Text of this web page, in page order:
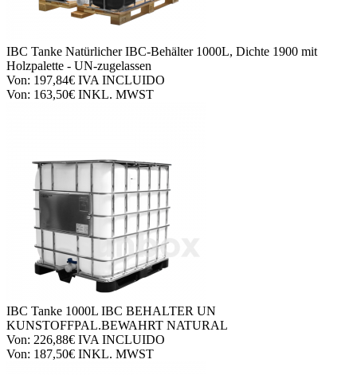
IBC Tanke Natürlicher IBC-Behälter 1000L, Dichte 1900 mit
Holzpalette - UN-zugelassen
Von: 197,84€ IVA INCLUIDO
Von: 163,50€ INKL. MWST
IBC Tanke 1000L IBC BEHALTER UN
KUNSTOFFPAL.BEWAHRT NATURAL
Von: 226,88€ IVA INCLUIDO
Von: 187,50€ INKL. MWST